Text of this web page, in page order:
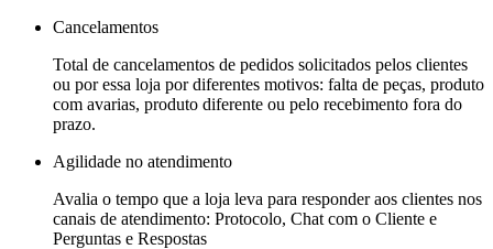
Cancelamentos
Total de cancelamentos de pedidos solicitados pelos clientes
ou por essa loja por diferentes motivos: falta de peças, produto
com avarias, produto diferente ou pelo recebimento fora do
prazo.
Agilidade no atendimento
Avalia o tempo que a loja leva para responder aos clientes nos
canais de atendimento: Protocolo, Chat com o Cliente e
Perguntas e Respostas